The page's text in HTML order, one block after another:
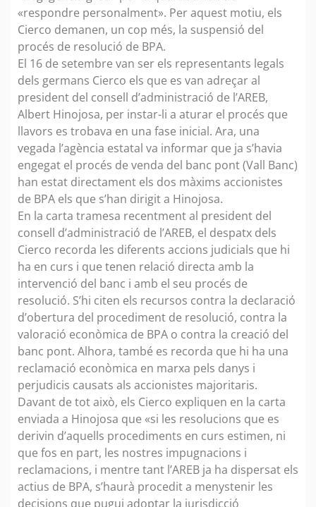
«respondre personalment». Per aquest motiu, els
Cierco demanen, un cop més, la suspensió del
procés de resolució de BPA.
El 16 de setembre van ser els representants legals
dels germans Cierco els que es van adreçar al
president del consell d’administració de l’AREB,
Albert Hinojosa, per instar-li a aturar el procés que
llavors es trobava en una fase inicial. Ara, una
vegada l’agència estatal va informar que ja s’havia
engegat el procés de venda del banc pont (Vall Banc)
han estat directament els dos màxims accionistes
de BPA els que s’han dirigit a Hinojosa.
En la carta tramesa recentment al president del
consell d’administració de l’AREB, el despatx dels
Cierco recorda les diferents accions judicials que hi
ha en curs i que tenen relació directa amb la
intervenció del banc i amb el seu procés de
resolució. S’hi citen els recursos contra la declaració
d’obertura del procediment de resolució, contra la
valoració econòmica de BPA o contra la creació del
banc pont. Alhora, també es recorda que hi ha una
reclamació econòmica en marxa pels danys i
perjudicis causats als accionistes majoritaris.
Davant de tot això, els Cierco expliquen en la carta
enviada a Hinojosa que «si les resolucions que es
derivin d’aquells procediments en curs estimen, ni
que fos en part, les nostres impugnacions i
reclamacions, i mentre tant l’AREB ja ha dispersat els
actius de BPA, s’haurà procedit a menystenir les
decisions que pugui adoptar la jurisdicció